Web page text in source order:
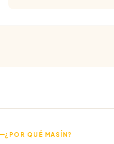
¿POR QUÉ MASÍN?